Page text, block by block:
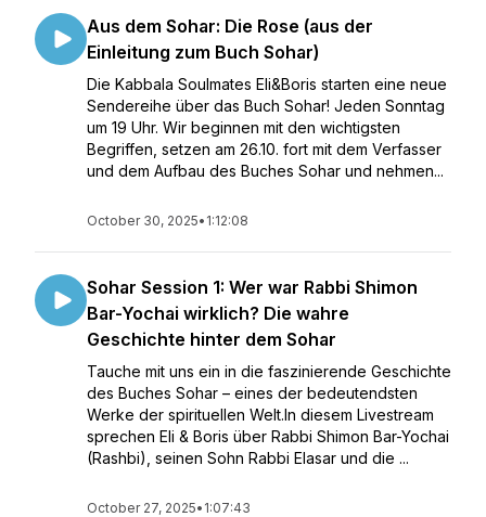
Aus dem Sohar: Die Rose (aus der
Einleitung zum Buch Sohar)
Die Kabbala Soulmates Eli&Boris starten eine neue
Sendereihe über das Buch Sohar! Jeden Sonntag
um 19 Uhr. Wir beginnen mit den wichtigsten
Begriffen, setzen am 26.10. fort mit dem Verfasser
und dem Aufbau des Buches Sohar und nehmen...
October 30, 2025• 1:12:08
Sohar Session 1: Wer war Rabbi Shimon
Bar-Yochai wirklich? Die wahre
Geschichte hinter dem Sohar
Tauche mit uns ein in die faszinierende Geschichte
des Buches Sohar – eines der bedeutendsten
Werke der spirituellen Welt.In diesem Livestream
sprechen Eli & Boris über Rabbi Shimon Bar-Yochai
(Rashbi), seinen Sohn Rabbi Elasar und die ...
October 27, 2025• 1:07:43